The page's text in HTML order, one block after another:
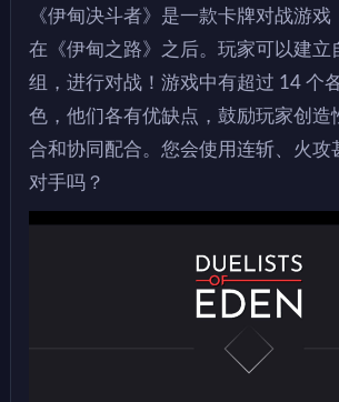
《伊甸决斗者》是一款卡牌对战游戏
在《伊甸之路》之后。玩家可以建立
组，进行对战！游戏中有超过 14 个
色，他们各有优缺点，鼓励玩家创造
合和协同配合。您会使用连斩、火攻
对手吗？